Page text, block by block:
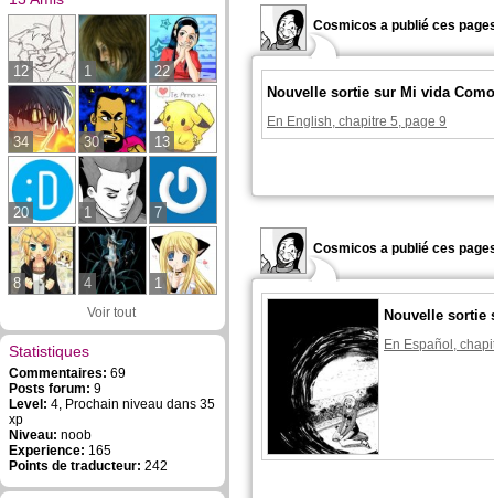
12 1 22
34 30 13
20 1 7
8 4 1
Voir tout
Statistiques
Commentaires: 69
Posts forum: 9
Level: 4, Prochain niveau dans 35
xp
Niveau: noob
Experience: 165
Points de traducteur: 242
Cosmicos a publié ces
Nouvelle sortie sur Mi vida
En English, chapitre 5, page 9
Cosmicos a publié ces
Nouvelle sortie
En Español,